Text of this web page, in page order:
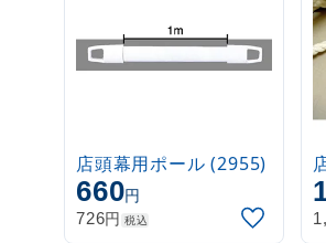
店頭幕用ポール (2955)
660円
726円 税込